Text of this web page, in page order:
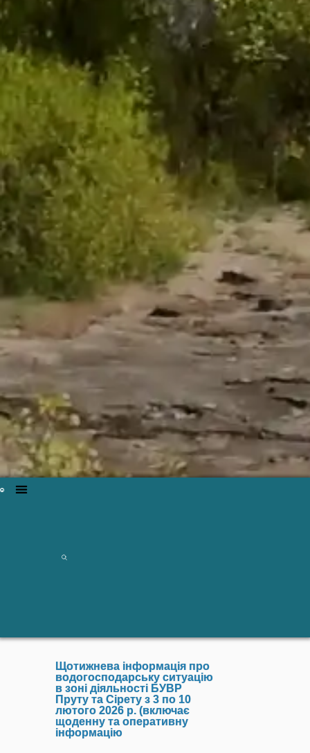
Щотижнева інформація про
водогосподарську ситуацію
в зоні діяльності БУВР
Пруту та Сірету з 3 по 10
лютого 2026 р. (включає
щоденну та оперативну
інформацію